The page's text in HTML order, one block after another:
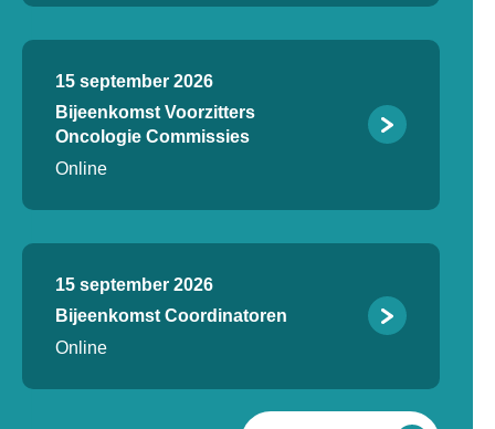
15 september 2026
Bijeenkomst Voorzitters
Oncologie Commissies
Online
15 september 2026
Bijeenkomst Coordinatoren
Online